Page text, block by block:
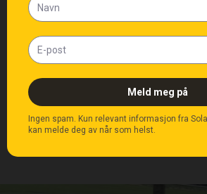
Hvem passer dagsenteret
for?